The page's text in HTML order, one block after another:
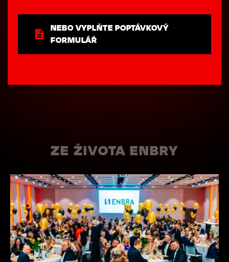
NEBO VYPLŇTE POPTÁVKOVÝ
FORMULÁŘ
ZE ŽIVOTA ENBRY